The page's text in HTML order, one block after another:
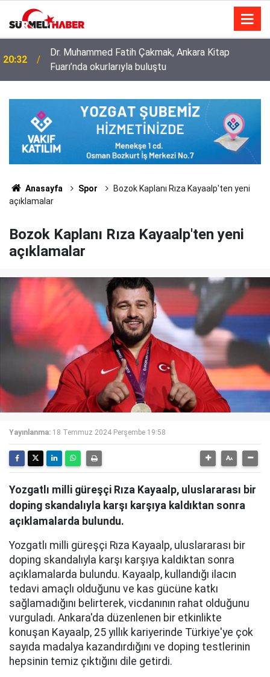
20:32
Dr. Muhammed Fatih Çakmak, Ankara Kitap
Fuarı’nda okurlarıyla buluştu
14:52
Diyanet İşleri Başkanlığı ile Türkiye Diyanet Vakfı
milyonları sevindirdi
Anasayfa Spor
Bozok Kaplanı Rıza Kayaalp'ten yeni
açıklamalar
Bozok Kaplanı Rıza Kayaalp'ten yeni
açıklamalar
Yayınlanma: 18 Temmuz 2024 Perşembe 19:58
Yozgatlı milli güreşçi Rıza Kayaalp, uluslararası bir
doping skandalıyla karşı karşıya kaldıktan sonra
açıklamalarda bulundu.
Yozgatlı milli güreşçi Rıza Kayaalp, uluslararası bir
doping skandalıyla karşı karşıya kaldıktan sonra
açıklamalarda bulundu. Kayaalp, kullandığı ilacın
tedavi amaçlı olduğunu ve kas gücüne katkı
sağlamadığını belirterek, vicdanının rahat olduğunu
vurguladı. Ankara'da düzenlenen bir etkinlikte
konuşan Kayaalp, 25 yıllık kariyerinde Türkiye'ye çok
sayıda madalya kazandırdığını ve doping testlerinin
hepsinin temiz çıktığını dile getirdi.